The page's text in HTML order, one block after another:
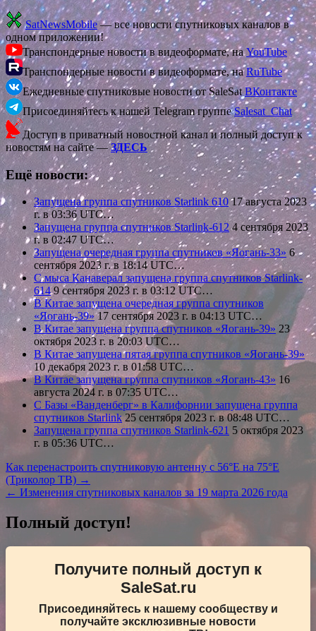
SatNewsMobile— все новости спутниковых каналов в
одном приложении!
Транспондерные новости в видеоформате, наYouTube
Транспондерные новости в видеоформате, наRuTube
Ежедневные спутниковые новости от SaleSatВКонтакте
Присоединяйтесь к нашей Telegram группеSalesat_Chat
Доступ в приватный новостной канал и полный доступ к
новостям на сайте —ЗДЕСЬ
Ещё новости:
Запущена группа спутников Starlink 61017 августа 2023
г. в 03:36 UTC…
Запущена группа спутников Starlink-612 4 сентября 2023
г. в 02:47 UTC…
Запущена очередная группа спутников «Яогань-33» 6
сентября 2023 г. в 18:14 UTC…
С мыса Канаверал запущена группа спутников Starlink-
6149 сентября 2023 г. в 03:12 UTC…
В Китае запущена очередная группа спутников
«Яогань-39»17 сентября 2023 г. в 04:13 UTC…
В Китае запущена группа спутников «Яогань-39» 23
октября 2023 г. в 20:03 UTC…
В Китае запущена пятая группа спутников «Яогань-39»
10 декабря 2023 г. в 01:58 UTC…
В Китае запущена группа спутников «Яогань-43» 16
августа 2024 г. в 07:35 UTC…
С Базы «Ванденберг» в Калифорнии запущена группа
спутников Starlink25 сентября 2023 г. в 08:48 UTC…
Запущена группа спутников Starlink-621 5 октября 2023
г. в 05:36 UTC…
Навигация
по
Как перенастроить спутниковую антенну с 56°E на 75°E
(Триколор ТВ) →
← Изменения спутниковых каналов за 19 марта 2026 года
Полный доступ!
Получите полный доступ к
SaleSat.ru
Присоединяйтесь к нашему сообществу и
получайте эксклюзивные новости